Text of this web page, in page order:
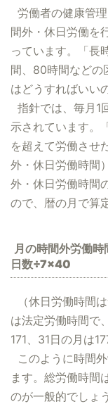
労働者の健康管
間外・休日労働を
っています。「長
間、80時間などの
はどうすればいい
指針では、毎月1
示されています。
を超えて労働させ
外・休日労働時間
外・休日労働時間
ので、暦の月で算
月の時間外労働
日数÷7×40
（休日労働時間
は法定労働時間で
171、31日の月は
このように時間
ます。総労働時間
のが一般的でしょ